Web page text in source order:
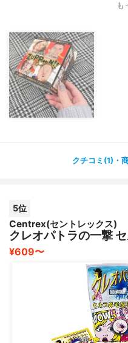
*
#脱毛 #除毛 #お手入れ
も
クチコミ(1)・
5位
Centrex(セントレックス)
クレオパトラの一撃
¥609〜